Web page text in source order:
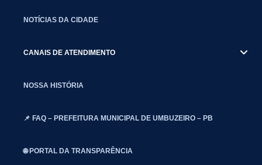
NOTÍCIAS DA CIDADE
CANAIS DE ATENDIMENTO
NOSSA HISTÓRIA
📌 FAQ – PREFEITURA MUNICIPAL DE UMBUZEIRO – PB
🌐 PORTAL DA TRANSPARÊNCIA